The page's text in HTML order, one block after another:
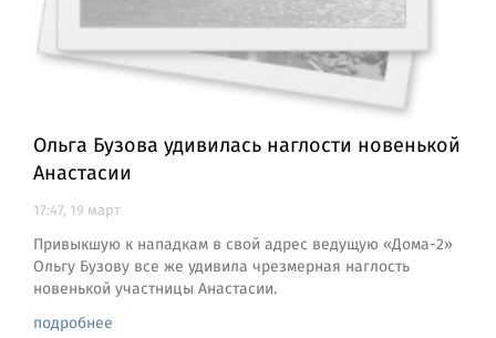
Ольга Бузова удивилась наглости новенькой
Анастасии
17:47, 19 март
Привыкшую к нападкам в свой адрес ведущую «Дома-2»
Ольгу Бузову все же удивила чрезмерная наглость
новенькой участницы Анастасии.
подробнее